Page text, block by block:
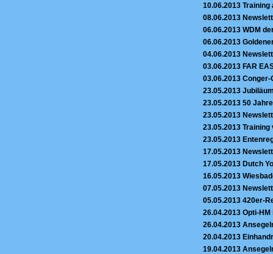
10.06.2013 Training
08.06.2013
06.06.2013 WDM
06.06.2013
04.06.2013
03.06.2013 FAR
03.06.2013 Conger-
23.05.2013
23.05.2013 50
23.05.2013
23.05.2013 Training
23.05.2013
17.05.2013
17.05.2013 Dutch
16.05.2013
07.05.2013
05.05.2013 420er-
26.04.2013 Opti-
26.04.2013
20.04.2013
19.04.2013